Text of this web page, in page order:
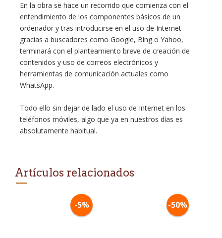
En la obra se hace un recorrido que comienza con el
entendimiento de los componentes básicos de un
ordenador y tras introducirse en el uso de Internet
gracias a buscadores como Google, Bing o Yahoo,
terminará con el planteamiento breve de creación de
contenidos y uso de correos electrónicos y
herramientas de comunicación actuales como
WhatsApp.
Todo ello sin dejar de lado el uso de Internet en los
teléfonos móviles, algo que ya en nuestros días es
absolutamente habitual.
Artículos relacionados
-5% -50%